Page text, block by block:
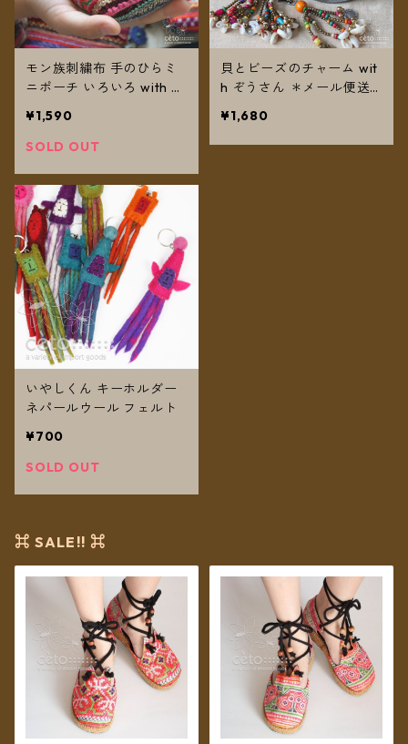
モン族刺繍布 手のひらミ
ニポーチ いろいろ with レ
送料無料＊
¥1,590
SOLD OUT
貝とビーズのチャーム wit
h ぞうさん ＊メール便送
¥1,680
いやしくん キーホルダー
ネパールウール フェルト
¥700
SOLD OUT
⌘ SALE!! ⌘